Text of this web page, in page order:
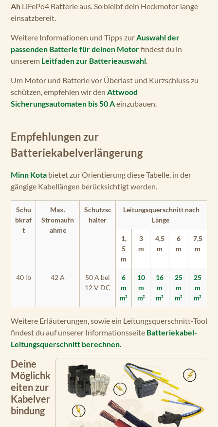
Ah LiFePo4 Batterie aus. So bleibt dein Heckmotor lange
einsatzbereit.
Weitere Informationen und Tipps zurAuswahl der
passenden Batterie für deinen Motorfindest du in
unserem Leitfaden zur Batterieauswahl.
Um Motor und Batterie vor Überlast und Kurzschluss zu
schützen, empfehlen wir den Attwood
Sicherungsautomaten bis 50 Aeinzubauen.
Empfehlungen zur
Batteriekabelverlängerung
Minn Kota bietet zur Orientierung diese Tabelle, in der
gängige Kabellängen berücksichtigt werden.
Schu
bkraf
t
Max.
Stromaufn
ahme
Schutzsc
halter
Leitungsquerschnitt nach
Länge
1,
5
m
3
m
4,5
m
6
m
7,5
m
40 lb 42 A
50 A bei
12 V DC
6
m
m²
10
m
m²
16
m
m²
25
m
m²
25
m
m²
Weitere Erläuterungen, sowie ein Leitungsquerschnitt-Tool
findest du auf unserer Informationsseite Batteriekabel-
Leitungsquerschnitt berechnen.
Deine
Möglichk
eiten zur
Kabelver
bindung